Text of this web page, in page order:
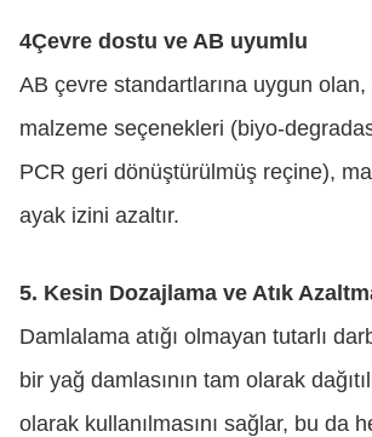
4Çevre dostu ve AB uyumlu
AB çevre standartlarına uygun
malzeme seçenekleri (biyo-
PCR geri dönüştürülmüş reçine),
ayak izini azaltır.
5. Kesin Dozajlama ve Atık
Damlalama atığı olmayan tutarlı
bir yağ damlasının tam olarak
olarak kullanılmasını sağlar, bu da